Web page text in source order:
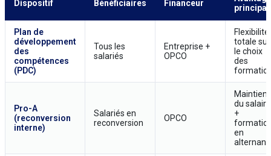
Dispositif Bénéficiaires Financeur
principal
Plan de
développement
des
compétences
(PDC)
Tous les
salariés
Entreprise +
OPCO
Flexibilité
totale sur
le choix
des
Pro-A
(reconversion
interne)
Salariés en
reconversion
OPCO
Maintien
du salaire
+
en